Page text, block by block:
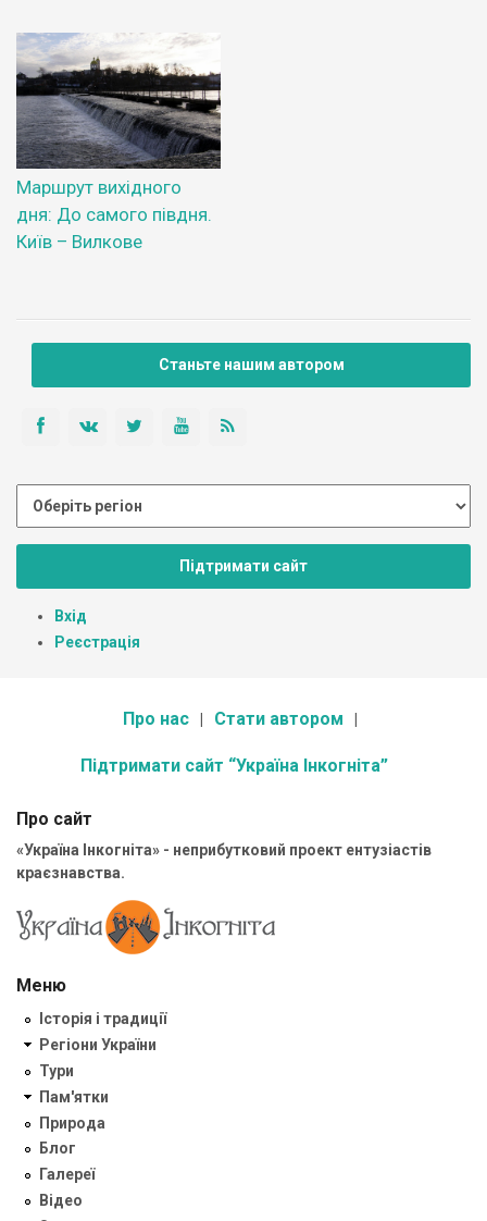
Маршрут вихідного
дня: До самого півдня.
Київ – Вилкове
Станьте нашим автором
Підтримати сайт
Вхід
Реєстрація
Про нас Стати автором
Підтримати сайт “Україна Інкогніта”
Про сайт
«Україна Інкогніта» - неприбутковий проект ентузіастів
краєзнавства.
Меню
Історія і традиції
Регіони України
Тури
Пам'ятки
Природа
Блог
Галереї
Відео